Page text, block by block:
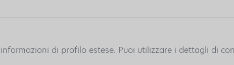
di profilo estese. Puoi utilizzare i dettagli di